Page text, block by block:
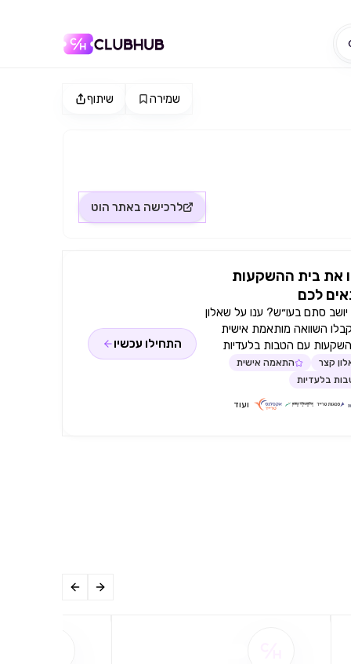
שיתוף שמירה
לרכישה באתר הוט
את בית ההשקעות
לכם
סתם בעו״ש? ענו על שאלון
השוואה מותאמת אישית
עם הטבות בלעדיות
קצר
התאמה אישית
בלעדיות
ועוד
התחילו עכשיו